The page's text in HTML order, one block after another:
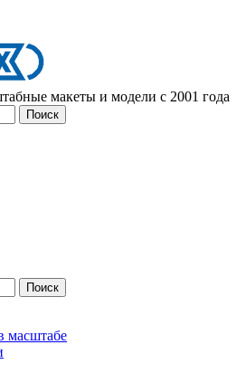
макеты и модели с 2001 года
Поиск
Поиск
масштабе